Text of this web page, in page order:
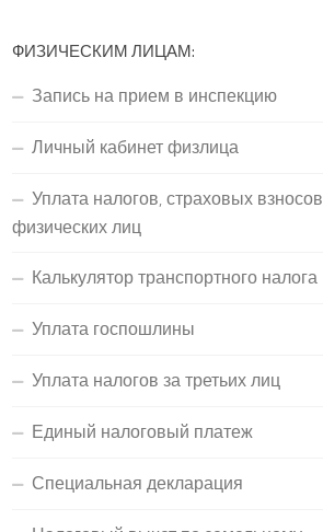
ФИЗИЧЕСКИМ ЛИЦАМ:
Запись на прием в инспекцию
Личный кабинет физлица
Уплата налогов, страховых взносов
физических лиц
Калькулятор транспортного налога
Уплата госпошлины
Уплата налогов за третьих лиц
Единый налоговый платеж
Специальная декларация